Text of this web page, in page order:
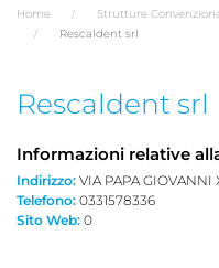
Home Strutture
Rescaldent srl
Rescaldent srl
Informazioni relative
Indirizzo: VIA PAPA GIOVANNI
Telefono: 0331578336
Sito Web: 0